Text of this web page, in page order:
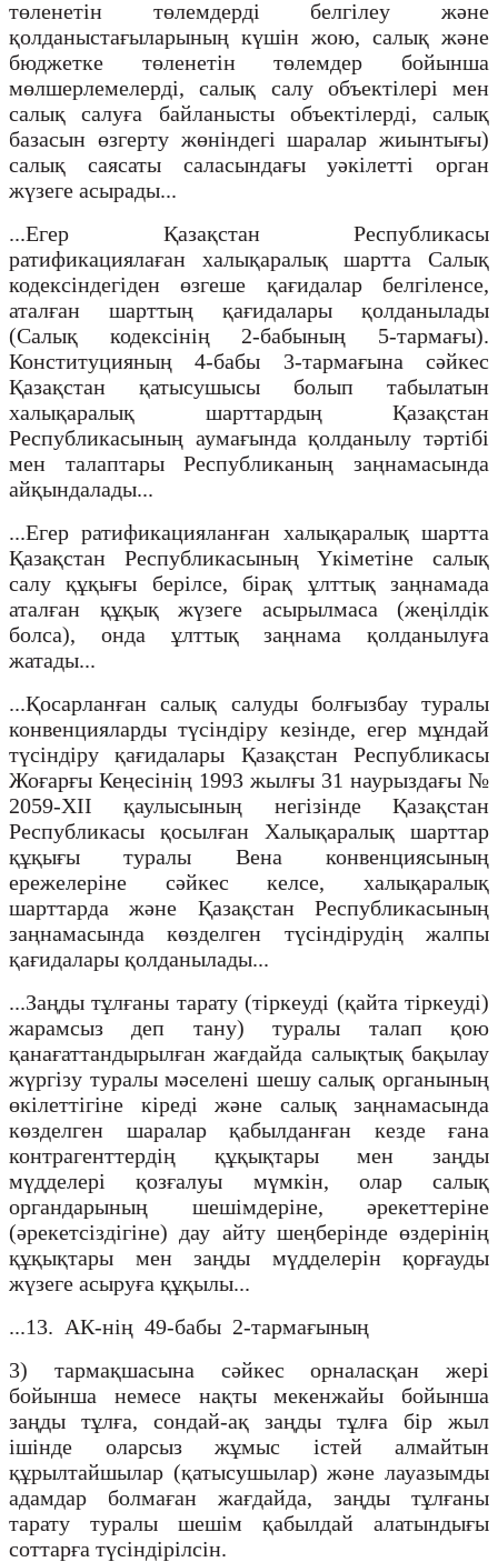
төленетін төлемдерді белгілеу және
қолданыстағыларының күшін жою, салық және
бюджетке төленетін төлемдер бойынша
мөлшерлемелерді, салық салу объектілері мен
салық салуға байланысты объектілерді, салық
базасын өзгерту жөніндегі шаралар жиынтығы)
салық саясаты саласындағы уәкілетті орган
жүзеге асырады...
...Егер Қазақстан Республикасы
ратификациялаған халықаралық шартта Салық
кодексіндегіден өзгеше қағидалар белгіленсе,
аталған шарттың қағидалары қолданылады
(Салық кодексінің 2-бабының 5-тармағы).
Конституцияның 4-бабы 3-тармағына сәйкес
Қазақстан қатысушысы болып табылатын
халықаралық шарттардың Қазақстан
Республикасының аумағында қолданылу тәртібі
мен талаптары Республиканың заңнамасында
айқындалады...
...Егер ратификацияланған халықаралық шартта
Қазақстан Республикасының Үкіметіне салық
салу құқығы берілсе, бірақ ұлттық заңнамада
аталған құқық жүзеге асырылмаса (жеңілдік
болса), онда ұлттық заңнама қолданылуға
жатады...
...Қосарланған салық салуды болғызбау туралы
конвенцияларды түсіндіру кезінде, егер мұндай
түсіндіру қағидалары Қазақстан Республикасы
Жоғарғы Кеңесінің 1993 жылғы 31 наурыздағы №
2059-XII қаулысының негізінде Қазақстан
Республикасы қосылған Халықаралық шарттар
құқығы туралы Вена конвенциясының
ережелеріне сәйкес келсе, халықаралық
шарттарда және Қазақстан Республикасының
заңнамасында көзделген түсіндірудің жалпы
қағидалары қолданылады...
...Заңды тұлғаны тарату (тіркеуді (қайта тіркеуді)
жарамсыз деп тану) туралы талап қою
қанағаттандырылған жағдайда салықтық бақылау
жүргізу туралы мәселені шешу салық органының
өкілеттігіне кіреді және салық заңнамасында
көзделген шаралар қабылданған кезде ғана
контрагенттердің құқықтары мен заңды
мүдделері қозғалуы мүмкін, олар салық
органдарының шешімдеріне, әрекеттеріне
(әрекетсіздігіне) дау айту шеңберінде өздерінің
құқықтары мен заңды мүдделерін қорғауды
жүзеге асыруға құқылы...
...13. АК-нің 49-бабы 2-тармағының
3) тармақшасына сәйкес орналасқан жері
бойынша немесе нақты мекенжайы бойынша
заңды тұлға, сондай-ақ заңды тұлға бір жыл
ішінде оларсыз жұмыс істей алмайтын
құрылтайшылар (қатысушылар) және лауазымды
адамдар болмаған жағдайда, заңды тұлғаны
тарату туралы шешім қабылдай алатындығы
соттарға түсіндірілсін.